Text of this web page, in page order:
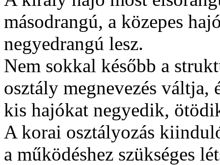
másodrangú, a közepes
negyedrangú lesz.
Nem sokkal később a
osztály megnevezés
kis hajókat negyedik,
A korai osztályozás
a működéshez szükséges